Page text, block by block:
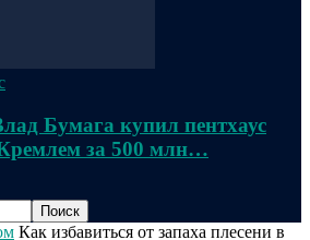
Бумага купил пентхаус
за 500 млн…
Как избавиться от запаха плесени в